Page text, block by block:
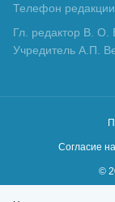
Телефон
Гл. редактор В. О.
Учредитель А.П.
Согласие
©